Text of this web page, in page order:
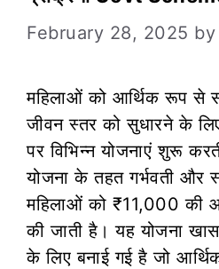
February 28, 2025 by
महिलाओं को आर्थिक रूप से
जीवन स्तर को सुधारने के
पर विभिन्न योजनाएं शुरू
योजना के तहत गर्भवती और
महिलाओं को ₹11,000 की
की जाती है। यह योजना
के लिए बनाई गई है जो